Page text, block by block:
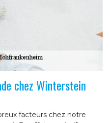
chez Winterstein
facteurs chez notre